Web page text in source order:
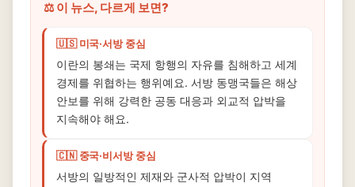
⚖️ 이 뉴스, 다르게 보면?
🇺🇸 미국·서방 중심
이란의 봉쇄는 국제 항행의 자유를 침해하고 세계
경제를 위협하는 행위예요. 서방 동맹국들은 해상
안보를 위해 강력한 공동 대응과 외교적 압박을
지속해야 해요.
🇨🇳 중국·비서방 중심
서방의 일방적인 제재와 군사적 압박이 지역